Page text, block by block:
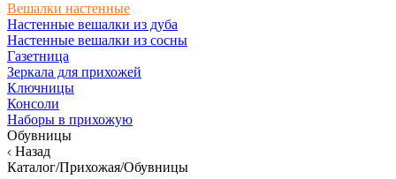
Вешалки настенные
Настенные вешалки из дуба
Настенные вешалки из сосны
Газетница
Зеркала для прихожей
Ключницы
Консоли
Наборы в прихожую
Обувницы
Назад
Каталог/Прихожая/Обувницы